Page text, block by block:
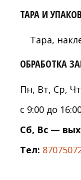
ТАРА И
Тара,
ОБРАБОТКА
Пн, Вт, Ср,
с 9:00 до
Сб, Вс —
Тел: